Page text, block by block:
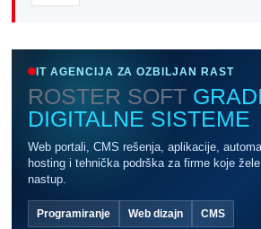
IT AGENCIJA ZA OZBILJAN RAST
ROSTER SOFT GRADI
DIGITALNE SISTEME
Web portali, CMS rešenja, aplikacije,
hosting i tehnička podrška za firme koje
nastup.
Programiranje Web dizajn CMS